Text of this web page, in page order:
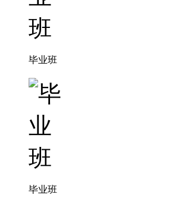
毕业班
毕业班